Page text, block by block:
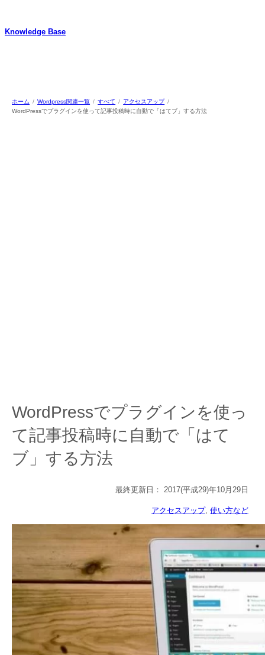
をKnowledge Base
ホーム Wordpress関連一覧 すべて
アクセスアップ
WordPressでプラグインを使って記事投稿時に自動で「はてブ」する方法
WordPressでプラグインを使っ
て記事投稿時に自動で「はて
ブ」する方法
最終更新日： 2017(平成29)年10月29日
アクセスアップ, 使い方など